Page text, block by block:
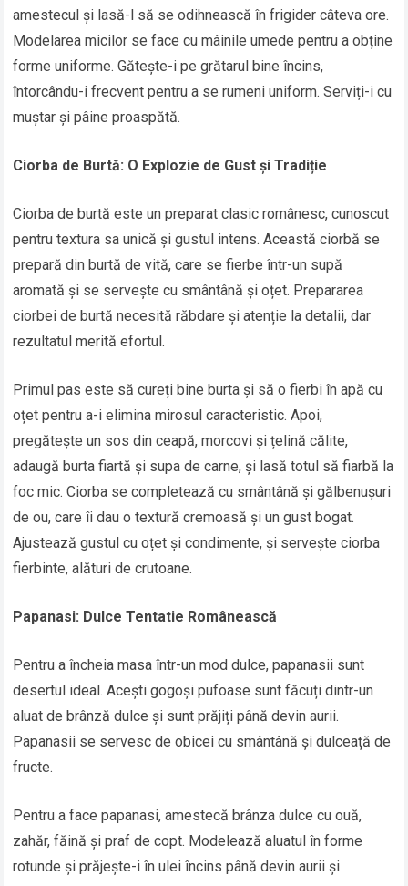
amestecul și lasă-l să se odihnească în frigider câteva ore.
Modelarea micilor se face cu mâinile umede pentru a obține
forme uniforme. Gătește-i pe grătarul bine încins,
întorcându-i frecvent pentru a se rumeni uniform. Serviți-i cu
muștar și pâine proaspătă.
Ciorba de Burtă: O Explozie de Gust și Tradiție
Ciorba de burtă este un preparat clasic românesc, cunoscut
pentru textura sa unică și gustul intens. Această ciorbă se
prepară din burtă de vită, care se fierbe într-un supă
aromată și se servește cu smântână și oțet. Prepararea
ciorbei de burtă necesită răbdare și atenție la detalii, dar
rezultatul merită efortul.
Primul pas este să cureți bine burta și să o fierbi în apă cu
oțet pentru a-i elimina mirosul caracteristic. Apoi,
pregătește un sos din ceapă, morcovi și țelină călite,
adaugă burta fiartă și supa de carne, și lasă totul să fiarbă la
foc mic. Ciorba se completează cu smântână și gălbenușuri
de ou, care îi dau o textură cremoasă și un gust bogat.
Ajustează gustul cu oțet și condimente, și servește ciorba
fierbinte, alături de crutoane.
Papanasi: Dulce Tentatie Românească
Pentru a încheia masa într-un mod dulce, papanasii sunt
desertul ideal. Acești gogoși pufoase sunt făcuți dintr-un
aluat de brânză dulce și sunt prăjiți până devin aurii.
Papanasii se servesc de obicei cu smântână și dulceață de
fructe.
Pentru a face papanasi, amestecă brânza dulce cu ouă,
zahăr, făină și praf de copt. Modelează aluatul în forme
rotunde și prăjește-i în ulei încins până devin aurii și